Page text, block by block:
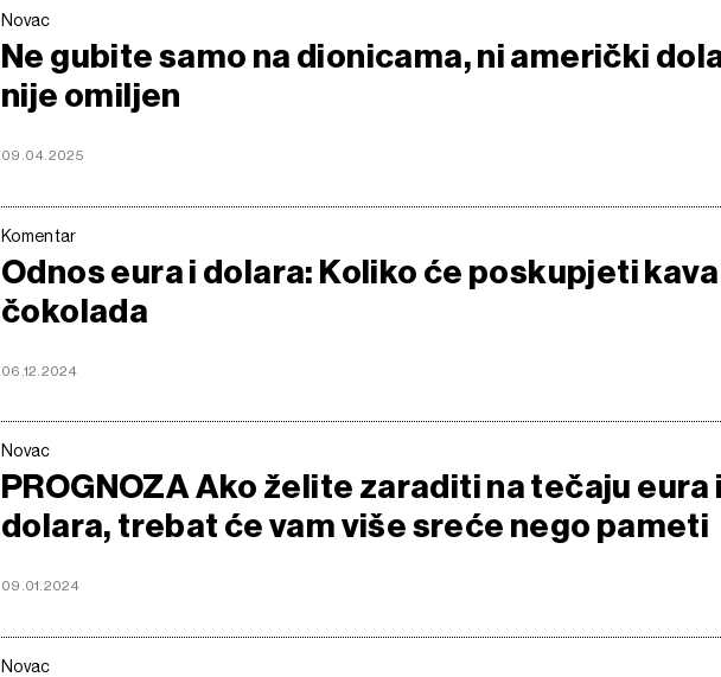
Novac
Ne gubite samo na dionicama, ni američki
nije omiljen
09.04.2025
Komentar
Odnos eura i dolara: Koliko će poskupjeti
čokolada
06.12.2024
Novac
PROGNOZA Ako želite zaraditi na tečaju eura
dolara, trebat će vam više sreće nego pameti
09.01.2024
Novac